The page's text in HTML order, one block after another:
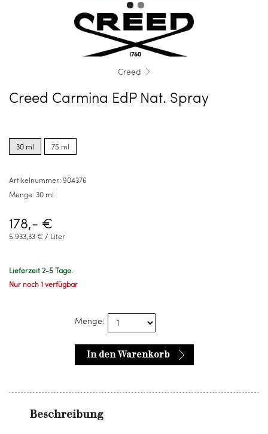
Creed
Creed Carmina EdP Nat. Spray
options
for30 ml
options
for75 ml
Artikelnummer: 904376
Menge: 30 ml
178,- €
5.933,33 € / Liter
Lieferzeit 2-5 Tage.
Nur noch 1 verfügbar
Menge:
In den Warenkorb
Beschreibung